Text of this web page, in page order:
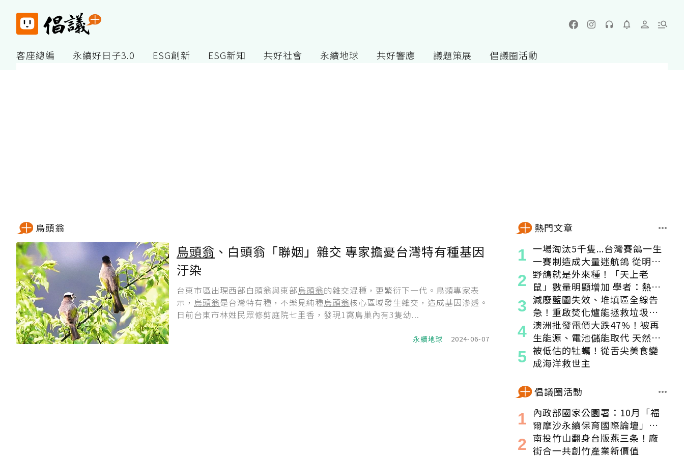
客座總編 永續好日子3.0 ESG創新 ESG新知 共好社會 永續地球 共好響應 議題策展 倡議圈活動
烏頭翁
烏頭翁 、白頭翁「聯姻」雜交 專家擔憂台灣特有種基因
汙染
台東市區出現西部白頭翁與東部烏頭翁的雜交混種，更繁衍下一代。鳥類專家表
示， 烏頭翁是台灣特有種，不樂見純種烏頭翁核心區域發生雜交，造成基因滲透。
日前台東市林姓民眾修剪庭院七里香，發現1窩鳥巢內有3隻幼...
永續地球 2024-06-07
熱門文章
一場淘汰5千隻...台灣賽鴿一生
一賽制造成大量迷航鴿 從明星
變都市「老鼠」
野鴿就是外來種！「天上老
鼠」數量明顯增加 學者：熱區
食物來源穩定
減廢藍圖失效、堆填區全線告
急！重啟焚化爐能拯救垃圾危
機嗎？
澳洲批發電價大跌47%！被再
生能源、電池儲能取代 天然氣
發電減少1/3
被低估的牡蠣！從舌尖美食變
成海洋救世主
倡議圈活動
內政部國家公園署：10月「福
爾摩沙永續保育國際論壇」登
場！串聯跨界夥伴與低碳遊
程，向世界展現臺灣綠色實力
南投竹山翻身台版燕三条！廠
街合一共創竹產業新價值